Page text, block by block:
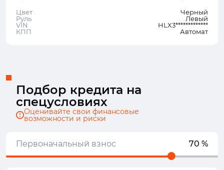
Цвет
Черный
Руль
Левый
VIN
HLX3*************
КПП
Автомат
Подбор кредита на
спецусловиях
Оценивайте свои финансовые
возможности и риски
Первоначальный взнос 70 %